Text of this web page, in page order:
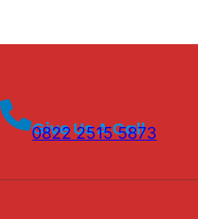
Give Us A Call
0822 2515 5873